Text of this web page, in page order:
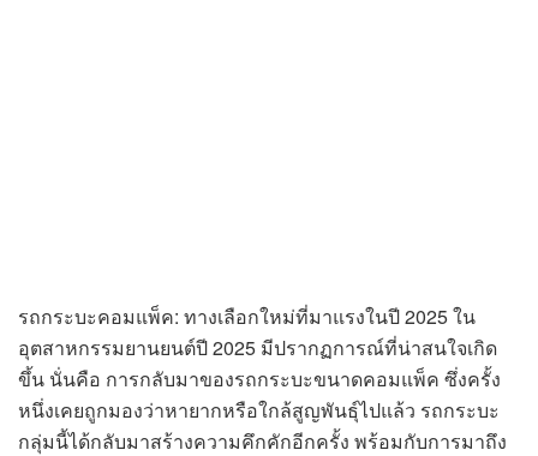
รถกระบะคอมแพ็ค: ทางเลือกใหม่ที่มาแรงในปี 2025 ใน
อุตสาหกรรมยานยนต์ปี 2025 มีปรากฏการณ์ที่น่าสนใจเกิด
ขึ้น นั่นคือ การกลับมาของรถกระบะขนาดคอมแพ็ค ซึ่งครั้ง
หนึ่งเคยถูกมองว่าหายากหรือใกล้สูญพันธุ์ไปแล้ว รถกระบะ
กลุ่มนี้ได้กลับมาสร้างความคึกคักอีกครั้ง พร้อมกับการมาถึง